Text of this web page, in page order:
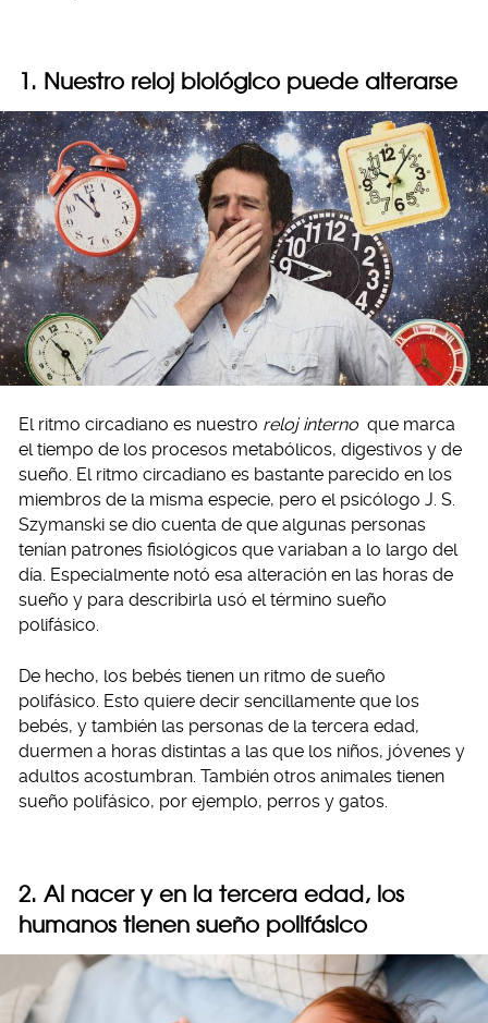
1. Nuestro reloj biológico puede alterarse
El ritmo circadiano es nuestro reloj interno que marca
el tiempo de los procesos metabólicos, digestivos y de
sueño. El ritmo circadiano es bastante parecido en los
miembros de la misma especie, pero el psicólogo J. S.
Szymanski se dio cuenta de que algunas personas
tenían patrones fisiológicos que variaban a lo largo del
día. Especialmente notó esa alteración en las horas de
sueño y para describirla usó el término sueño
polifásico.
De hecho, los bebés tienen un ritmo de sueño
polifásico. Esto quiere decir sencillamente que los
bebés, y también las personas de la tercera edad,
duermen a horas distintas a las que los niños, jóvenes y
adultos acostumbran. También otros animales tienen
sueño polifásico, por ejemplo, perros y gatos.
2. Al nacer y en la tercera edad, los
humanos tienen sueño polifásico